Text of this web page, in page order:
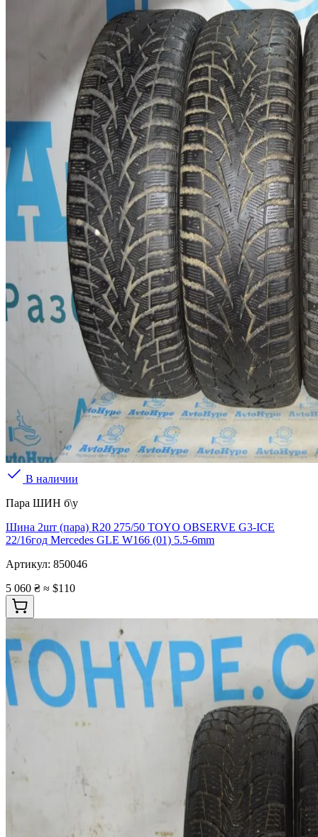
В наличии
Пара ШИН б\у
Шина 2шт (пара) R20 275/50 TOYO OBSERVE G3-ICE
22/16год Mercedes GLE W166 (01) 5.5-6mm
Артикул: 850046
5 060 ₴ ≈ $110